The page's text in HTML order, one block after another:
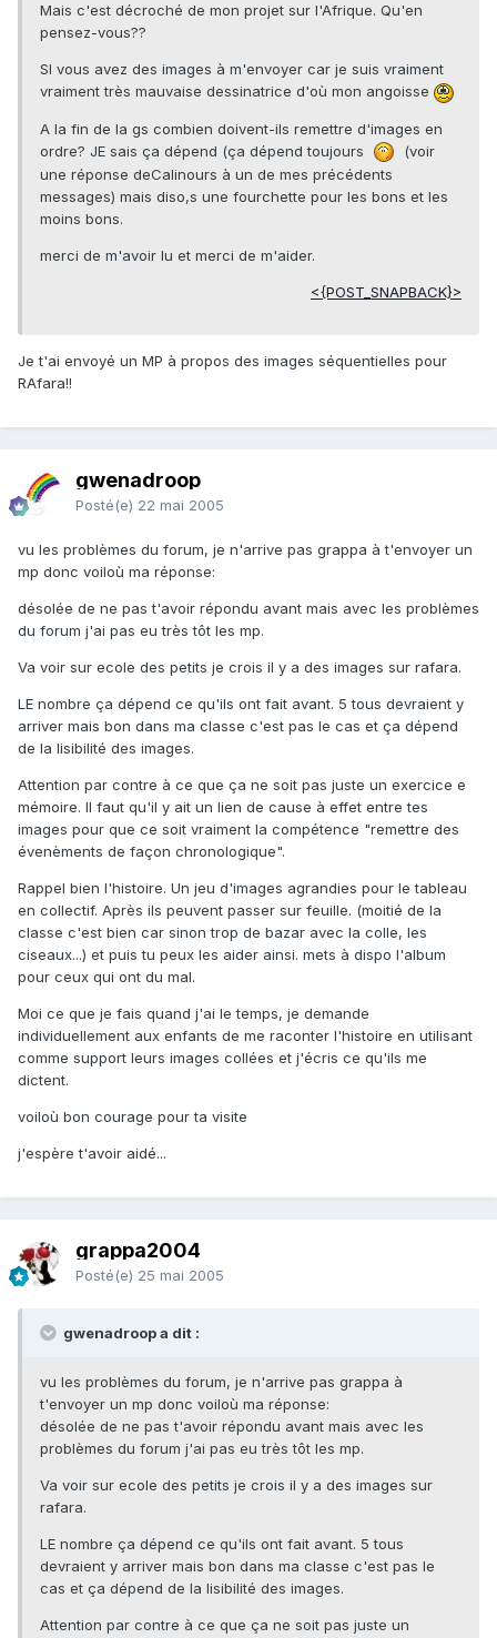
Mais c'est décroché de mon projet sur l'Afrique. Qu'en
pensez-vous??
SI vous avez des images à m'envoyer car je suis vraiment
vraiment très mauvaise dessinatrice d'où mon angoisse
A la fin de la gs combien doivent-ils remettre d'images en
ordre? JE sais ça dépend (ça dépend toujours
(voir
une réponse deCalinours à un de mes précédents
messages) mais diso,s une fourchette pour les bons et les
moins bons.
merci de m'avoir lu et merci de m'aider.
<{POST_SNAPBACK}>
Je t'ai envoyé un MP à propos des images séquentielles pour
RAfara!!
gwenadroop
Posté(e) 22 mai 2005
vu les problèmes du forum, je n'arrive pas grappa à t'envoyer un
mp donc voiloù ma réponse:
désolée de ne pas t'avoir répondu avant mais avec les problèmes
du forum j'ai pas eu très tôt les mp.
Va voir sur ecole des petits je crois il y a des images sur rafara.
LE nombre ça dépend ce qu'ils ont fait avant. 5 tous devraient y
arriver mais bon dans ma classe c'est pas le cas et ça dépend
de la lisibilité des images.
Attention par contre à ce que ça ne soit pas juste un exercice e
mémoire. Il faut qu'il y ait un lien de cause à effet entre tes
images pour que ce soit vraiment la compétence "remettre des
évenèments de façon chronologique".
Rappel bien l'histoire. Un jeu d'images agrandies pour le tableau
en collectif. Après ils peuvent passer sur feuille. (moitié de la
classe c'est bien car sinon trop de bazar avec la colle, les
ciseaux...) et puis tu peux les aider ainsi. mets à dispo l'album
pour ceux qui ont du mal.
Moi ce que je fais quand j'ai le temps, je demande
individuellement aux enfants de me raconter l'histoire en utilisant
comme support leurs images collées et j'écris ce qu'ils me
dictent.
voiloù bon courage pour ta visite
j'espère t'avoir aidé...
grappa2004
Posté(e) 25 mai 2005
gwenadroop a dit :
vu les problèmes du forum, je n'arrive pas grappa à
t'envoyer un mp donc voiloù ma réponse:
désolée de ne pas t'avoir répondu avant mais avec les
problèmes du forum j'ai pas eu très tôt les mp.
Va voir sur ecole des petits je crois il y a des images sur
rafara.
LE nombre ça dépend ce qu'ils ont fait avant. 5 tous
devraient y arriver mais bon dans ma classe c'est pas le
cas et ça dépend de la lisibilité des images.
Attention par contre à ce que ça ne soit pas juste un